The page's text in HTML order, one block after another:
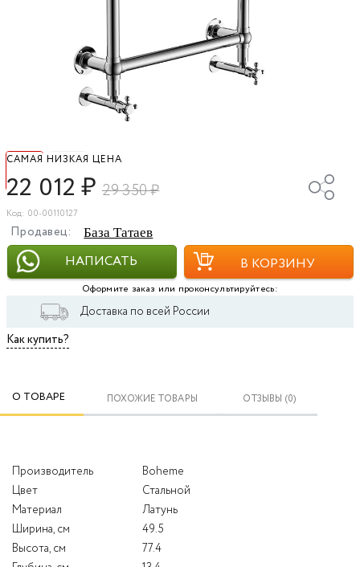
САМАЯ НИЗКАЯ ЦЕНА
22 012₽ 29 350₽
Код: 00-00110127
Продавец: База Татаев
НАПИСАТЬ В КОРЗИНУ
Оформите заказ или проконсультируйтесь:
Доставка по всей России
Как купить?
О ТОВАРЕ ПОХОЖИЕ ТОВАРЫ ОТЗЫВЫ (0)
Производитель
Boheme
Цвет
Стальной
Материал
Латунь
Ширина, см
49.5
Высота, см
77.4